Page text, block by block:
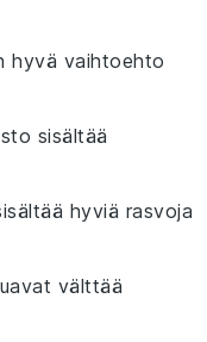
hyvä vaihtoehto
sisältää
hyviä rasvoja
välttää